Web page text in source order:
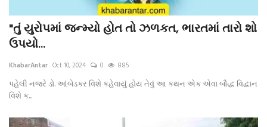
"તું યુરોપમાં જન્મ્યો હોત તો ઝળકત, ભારતમાં તારો શો
ઉપયો...
KhabarAntar Oct 10, 2024 0 885
પહેલી નજરે ડો. આંબેડકર વિશે કહેવાયું હોય તેવું આ કથન એક એવા બૌદ્ધ વિદ્વાન
વિશે ક...